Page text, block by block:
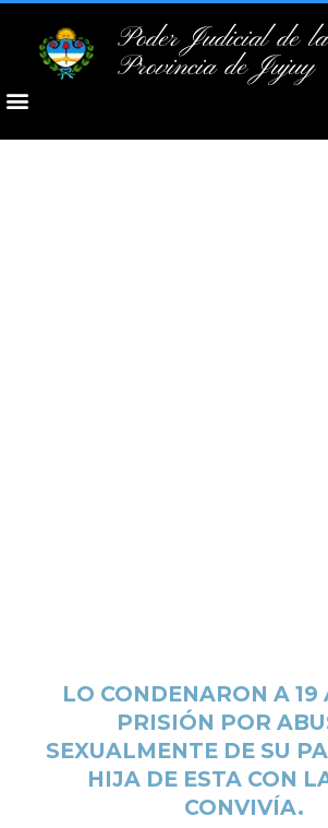
Poder Judicial de la
Provincia de Jujuy
LO CONDENARON A 19
PRISIÓN POR
SEXUALMENTE DE SU
HIJA DE ESTA CON
CONVIVÍA.